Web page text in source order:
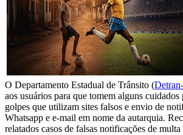
O Departamento Estadual de Trânsito (
aos usuários para que tomem alguns
golpes que utilizam sites falsos e envio de
Whatsapp e e-mail em nome da autarquia.
relatados casos de falsas notificações de